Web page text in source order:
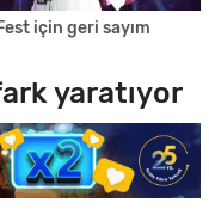
için geri sayım
yaratıyor